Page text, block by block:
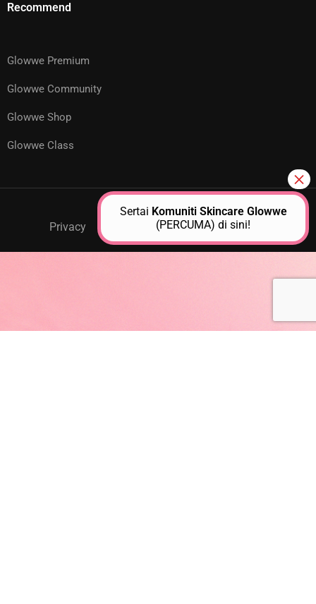
Recommend
Glowwe Premium
Glowwe Community
Glowwe Shop
Glowwe Class
Privacy GPM Support About Us Contact
Sertai Komuniti Skincare Glowwe
(PERCUMA) di sini!